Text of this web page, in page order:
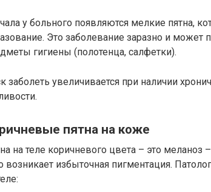
у больного появляются мелкие пятна,
Это заболевание заразно и может
гигиены (полотенца, салфетки).
заболеть увеличивается при наличии
пятна на коже
на теле коричневого цвета – это меланоз
возникает избыточная пигментация.